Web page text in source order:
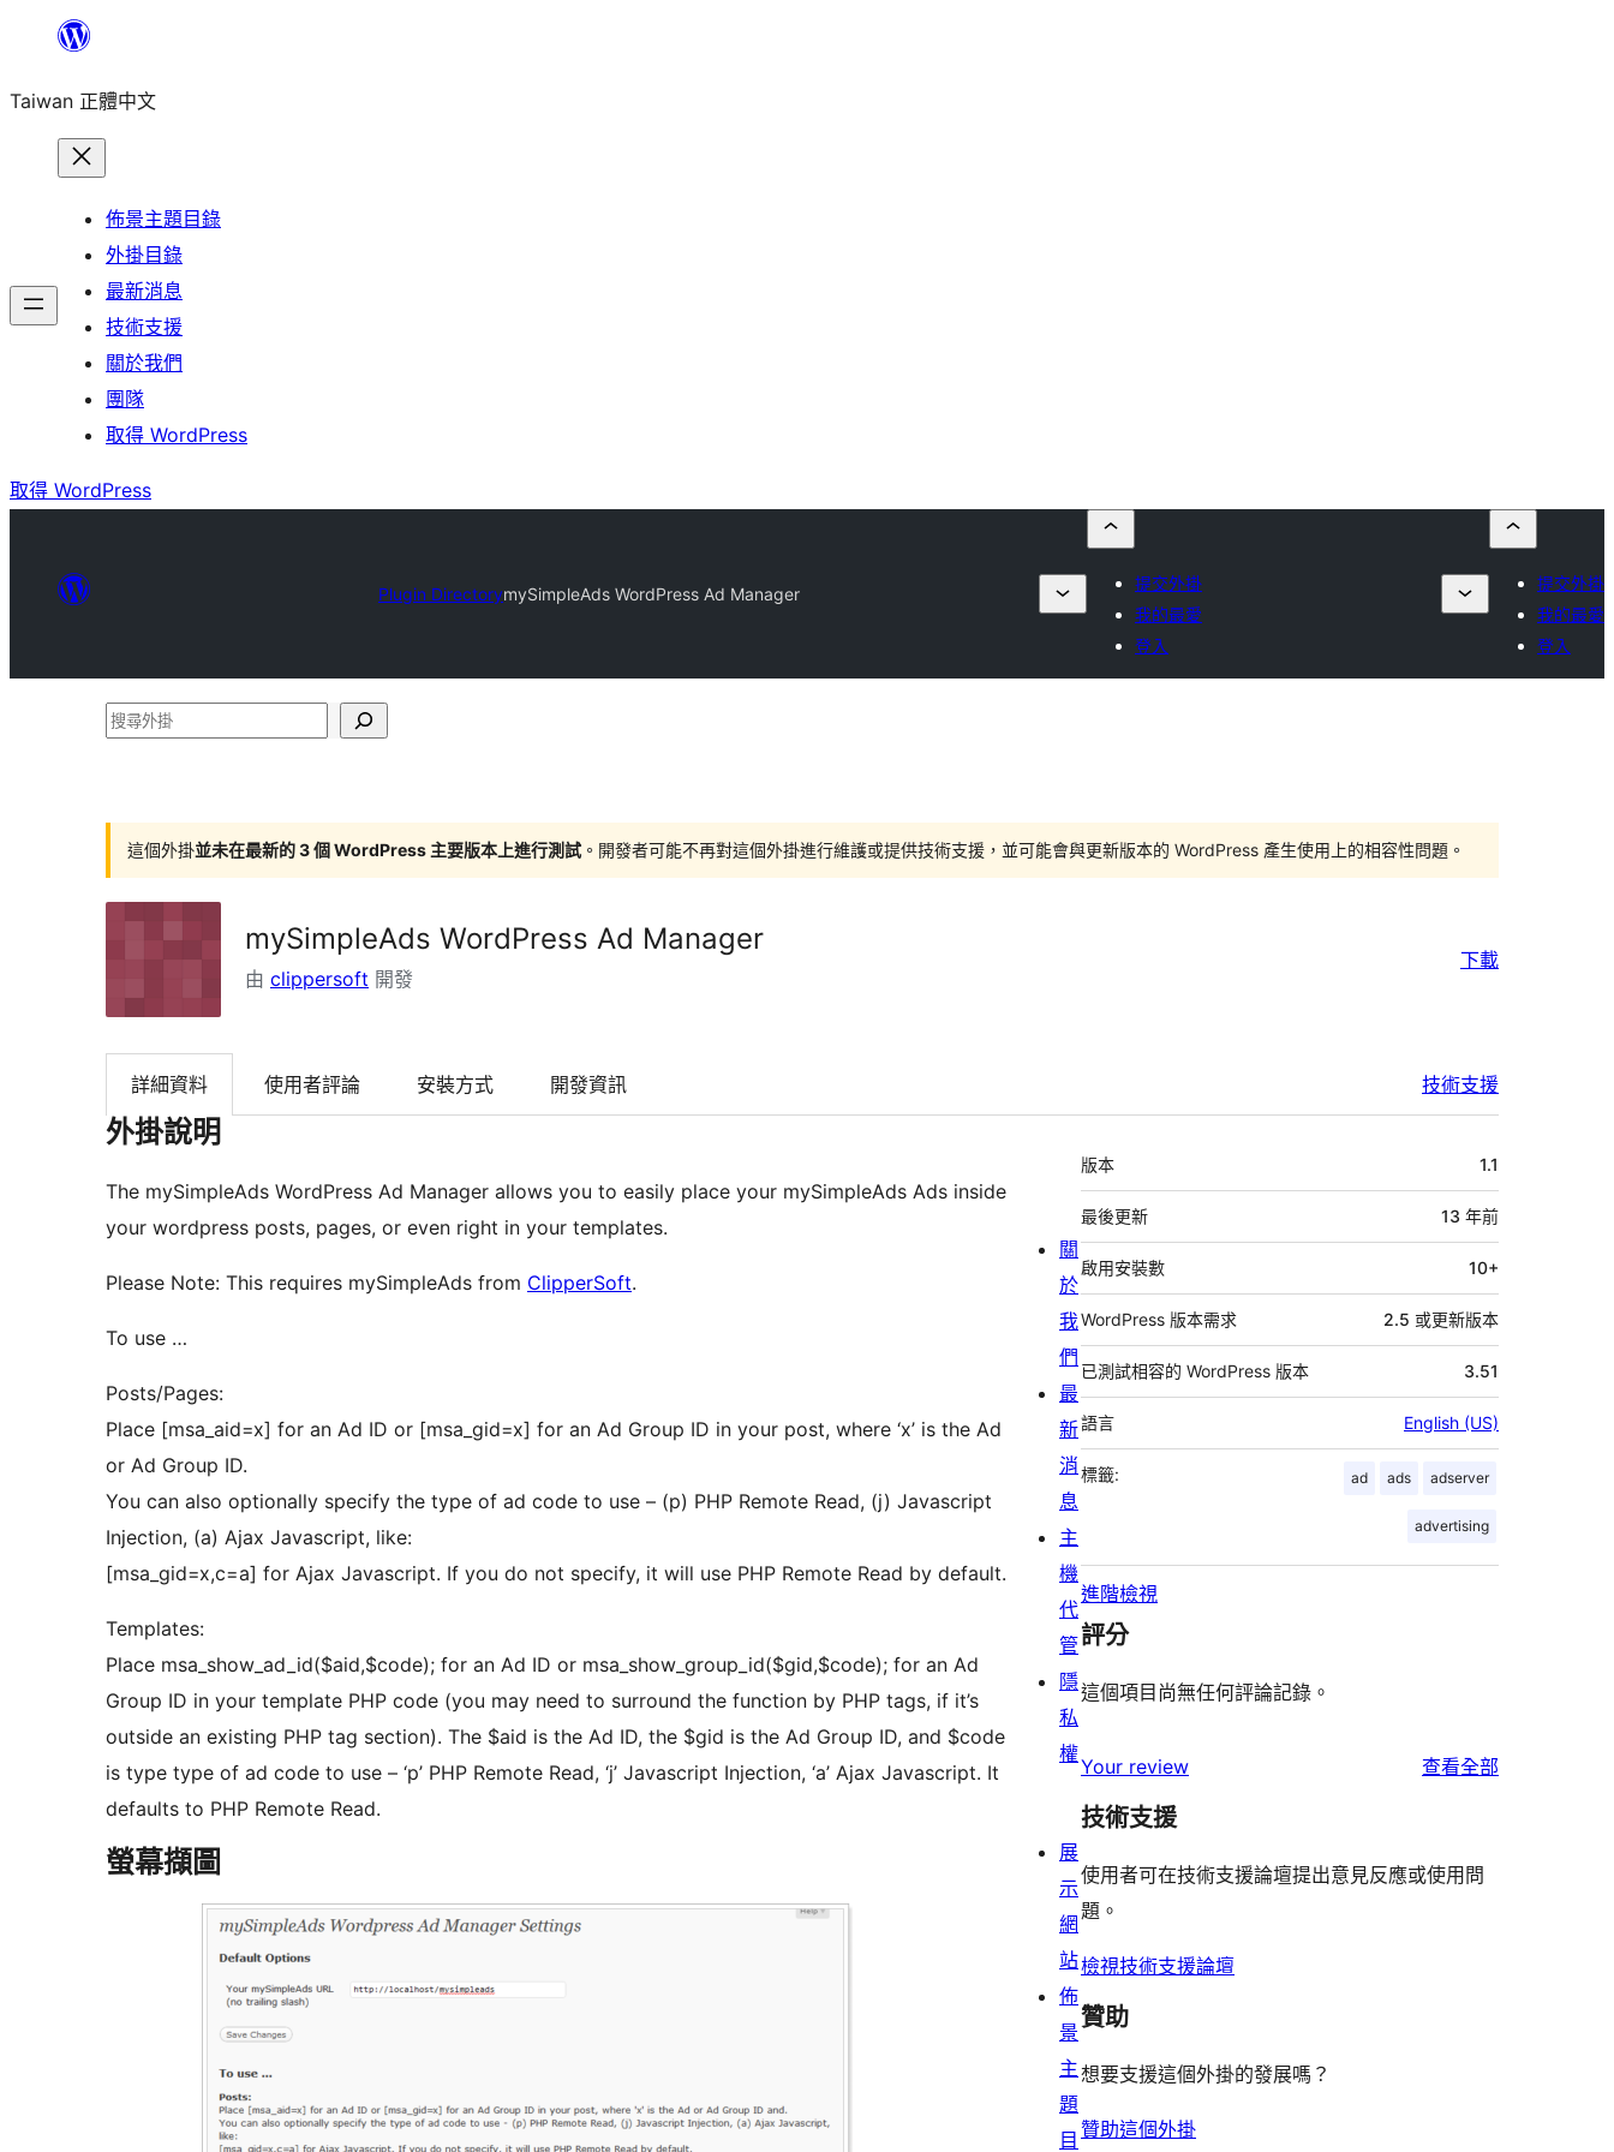
主
Taiwan 正體中文
佈景主題目錄
外掛目錄
最新消息
技術支援
關於我們
團隊
取得 WordPress
取得 WordPress
Plugin DirectorymySimpleAds WordPress Ad Manager
提交外掛
我的最愛
登入
提交外掛
我的最愛
登入
搜
掛
這個外掛並未在最新的 3 個 WordPress 主要版本上進行測試 。開發者可能不再對這個外掛進行維護或提供技術支援，並可能會與更新版本的 WordPress 產生使用上的相容性問題。
mySimpleAds WordPress Ad Manager
由 clippersoft 開發
下載
詳細資料 使用者評論 安裝方式 開發資訊 技術支援
外掛說明
The mySimpleAds WordPress Ad Manager allows you to easily place your mySimpleAds Ads inside
your wordpress posts, pages, or even right in your templates.
Please Note: This requires mySimpleAds from ClipperSoft.
To use …
Posts/Pages:
Place [msa_aid=x] for an Ad ID or [msa_gid=x] for an Ad Group ID in your post, where ‘x’ is the Ad
or Ad Group ID.
You can also optionally specify the type of ad code to use – (p) PHP Remote Read, (j) Javascript
Injection, (a) Ajax Javascript, like:
[msa_gid=x,c=a] for Ajax Javascript. If you do not specify, it will use PHP Remote Read by default.
Templates:
Place msa_show_ad_id($aid,$code); for an Ad ID or msa_show_group_id($gid,$code); for an Ad
Group ID in your template PHP code (you may need to surround the function by PHP tags, if it’s
outside an existing PHP tag section). The $aid is the Ad ID, the $gid is the Ad Group ID, and $code
is type type of ad code to use – ‘p’ PHP Remote Read, ‘j’ Javascript Injection, ‘a’ Ajax Javascript. It
defaults to PHP Remote Read.
螢幕擷圖
中
繼
資
料
版本 1.1
最後更新 13 年前
啟用安裝數 10+
WordPress 版本需求 2.5 或更新版本
已測試相容的 WordPress 版本 3.51
語言 English (US)
標籤: ad ads adserver
advertising
進階檢視
評分
這個項目尚無任何評論記錄。
Your review 查看全部
技術支援
使用者可在技術支援論壇提出意見反應或使用問
題。
檢視技術支援論壇
贊助
想要支援這個外掛的發展嗎？
贊助這個外掛
關
於
我
們
最
新
消
息
主
機
代
管
隱
私
權
展
示
網
站
佈
景
主
題
目